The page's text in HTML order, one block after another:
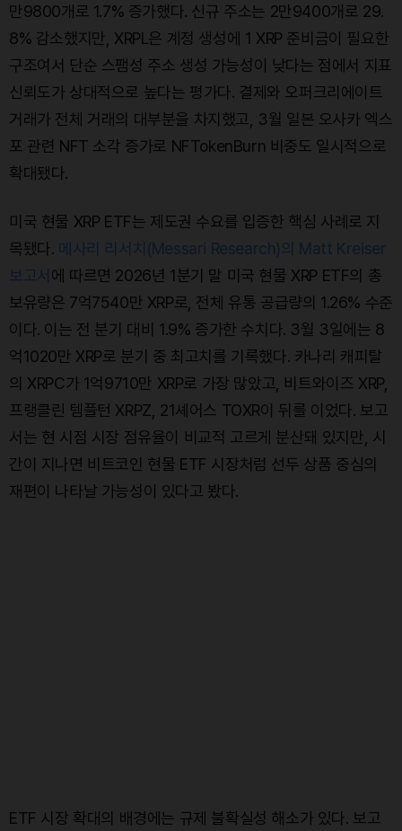
만9800개로 1.7% 증가했다. 신규 주소는 2만9400개로 29.
8% 감소했지만, XRPL은 계정 생성에 1 XRP 준비금이 필요한
구조여서 단순 스팸성 주소 생성 가능성이 낮다는 점에서 지표
신뢰도가 상대적으로 높다는 평가다. 결제와 오퍼크리에이트
거래가 전체 거래의 대부분을 차지했고, 3월 일본 오사카 엑스
포 관련 NFT 소각 증가로 NFTokenBurn 비중도 일시적으로
확대됐다.
미국 현물 XRP ETF는 제도권 수요를 입증한 핵심 사례로 지
목됐다. 메사리 리서치(Messari Research)의 Matt Kreiser
보고서 에 따르면 2026년 1분기 말 미국 현물 XRP ETF의 총
보유량은 7억7540만 XRP로, 전체 유통 공급량의 1.26% 수준
이다. 이는 전 분기 대비 1.9% 증가한 수치다. 3월 3일에는 8
억1020만 XRP로 분기 중 최고치를 기록했다. 카나리 캐피탈
의 XRPC가 1억9710만 XRP로 가장 많았고, 비트와이즈 XRP,
프랭클린 템플턴 XRPZ, 21셰어스 TOXR이 뒤를 이었다. 보고
서는 현 시점 시장 점유율이 비교적 고르게 분산돼 있지만, 시
간이 지나면 비트코인 현물 ETF 시장처럼 선두 상품 중심의
재편이 나타날 가능성이 있다고 봤다.
ETF 시장 확대의 배경에는 규제 불확실성 해소가 있다. 보고